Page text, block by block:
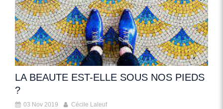
LA BEAUTE EST-ELLE SOUS NOS PIEDS
?
03 Nov 2019 Cécile Laleuf